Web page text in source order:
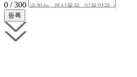
0 / 300